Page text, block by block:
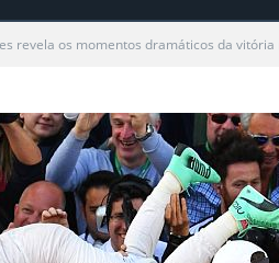
revela os momentos dramáticos da vitória